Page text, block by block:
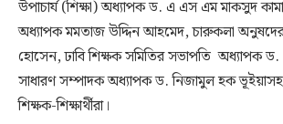
উপাচার্য (শিক্ষা) অধ্যাপক ড. এ এস এম মাকসুদ
অধ্যাপক মমতাজ উদ্দিন আহমেদ, চারুকলা
হোসেন, ঢাবি শিক্ষক সমিতির সভাপতি অধ্যাপক
সাধারণ সম্পাদক অধ্যাপক ড. নিজামুল হক
শিক্ষক-শিক্ষার্থীরা।